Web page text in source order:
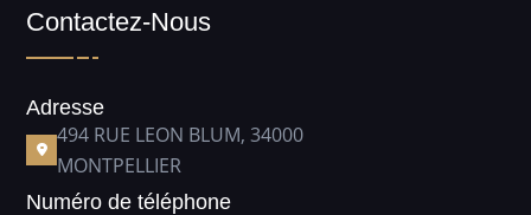
Contactez-Nous
Adresse
494 RUE LEON BLUM, 34000
MONTPELLIER
Numéro de téléphone